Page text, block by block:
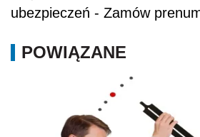
ubezpieczeń - Zamów
POWIĄZANE